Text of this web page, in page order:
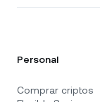
Personal
Comprar criptos